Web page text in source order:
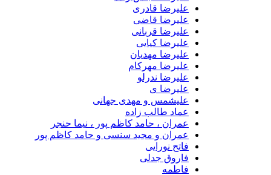
علیرضا قادری
علیرضا قاضی
علیرضا قربانی
علیرضا کیایی
علیرضا مهدیان
علیرضا مهرکام
علیرضا ندرلو
علیرضا ی
علیشمس و مهدی جهانی
عماد طالب زاده
عمران ، حامد کاظم پور ، نیما حنجر
عمران و مجید سنسی و حامد کاظم پور
فاتح نورایی
فاروق جدلی